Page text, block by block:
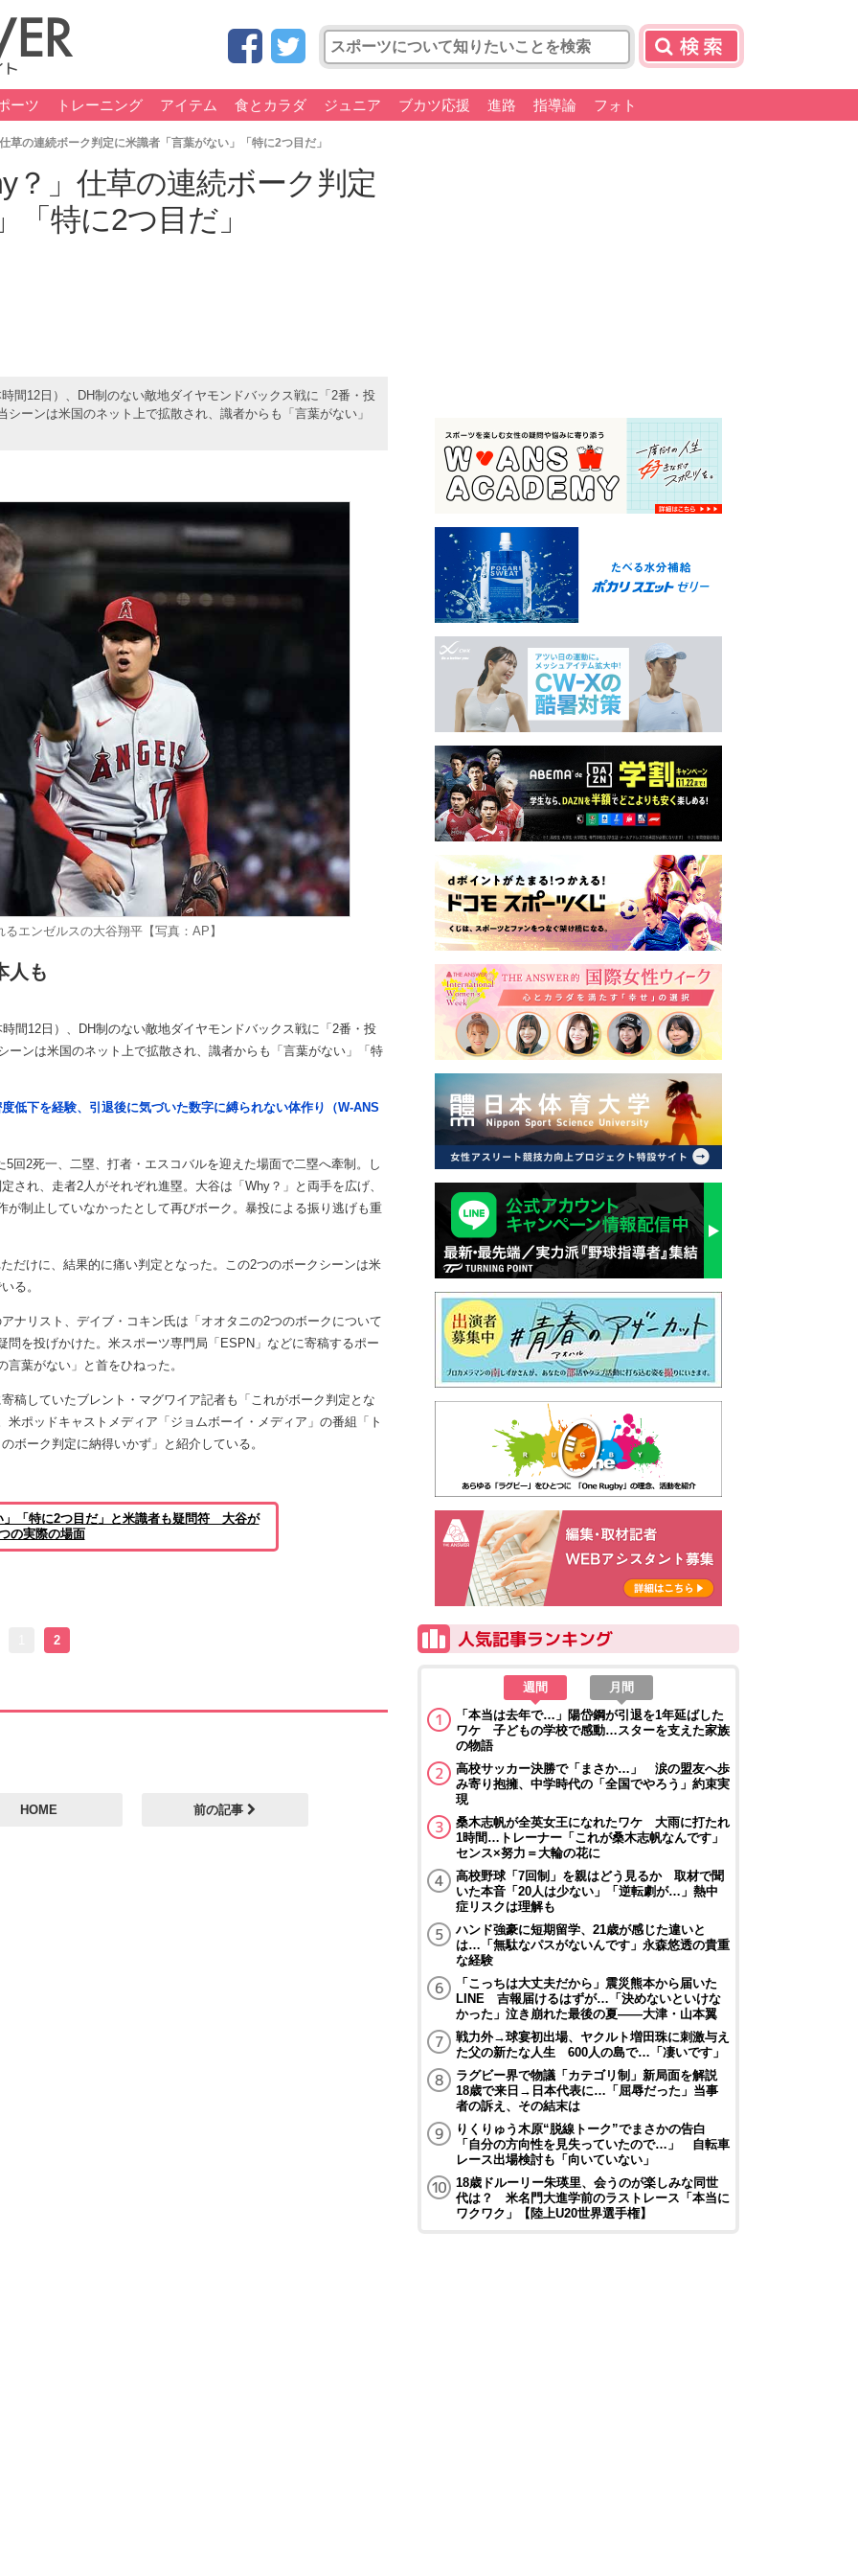
ーツ トレーニング アイテム 食とカラダ ジュニア ブカツ応援 進路 指導論 フォト
草の連続ボーク判定に米識者「言葉がない」「特に2つ目だ」
？」仕草の連続ボーク判定
特に2つ目だ」
間12日）、DH制のない敵地ダイヤモンドバックス戦に「2番・投
ーンは米国のネット上で拡散され、識者からも「言葉がない」
エンゼルスの大谷翔平【写真：AP】
人も
12日）、DH制のない敵地ダイヤモンドバックス戦に「2番・投
ンは米国のネット上で拡散され、識者からも「言葉がない」「特
下を経験、引退後に気づいた数字に縛られない体作り（W-ANS
2死一、二塁、打者・エスコバルを迎えた場面で二塁へ牽制。し
され、走者2人がそれぞれ進塁。大谷は「Why？」と両手を広げ、
制止していなかったとして再びボーク。暴投による振り逃げも重
けに、結果的に痛い判定となった。この2つのボークシーンは米
る。
リスト、デイブ・コキン氏は「オオタニの2つのボークについて
を投げかけた。米スポーツ専門局「ESPN」などに寄稿するポー
葉がない」と首をひねった。
していたブレント・マグワイア記者も「これがボーク判定とな
ポッドキャストメディア「ジョムボーイ・メディア」の番組「ト
ボーク判定に納得いかず」と紹介している。
」「特に2つ目だ」と米識者も疑問符 大谷が
の実際の場面
2
HOME 前の記事
週間
月間
「本当は去年で…」陽岱鋼が引退を1年延ばした
ワケ 子どもの学校で感動…スターを支えた家族
の物語
高校サッカー決勝で「まさか…」 涙の盟友へ歩
み寄り抱擁、中学時代の「全国でやろう」約束実
現
桑木志帆が全英女王になれたワケ 大雨に打たれ
1時間…トレーナー「これが桑木志帆なんです」
センス×努力＝大輪の花に
高校野球「7回制」を親はどう見るか 取材で聞
いた本音「20人は少ない」「逆転劇が…」熱中
症リスクは理解も
ハンド強豪に短期留学、21歳が感じた違いと
は…「無駄なパスがないんです」永森悠透の貴重
な経験
「こっちは大丈夫だから」震災熊本から届いた
LINE 吉報届けるはずが…「決めないといけな
かった」泣き崩れた最後の夏――大津・山本翼
戦力外→球宴初出場、ヤクルト増田珠に刺激与え
た父の新たな人生 600人の島で…「凄いです」
ラグビー界で物議「カテゴリ制」新局面を解説
18歳で来日→日本代表に…「屈辱だった」当事
者の訴え、その結末は
りくりゅう木原“脱線トーク”でまさかの告白
「自分の方向性を見失っていたので…」 自転車
レース出場検討も「向いていない」
18歳ドルーリー朱瑛里、会うのが楽しみな同世
代は？ 米名門大進学前のラストレース「本当に
ワクワク」【陸上U20世界選手権】